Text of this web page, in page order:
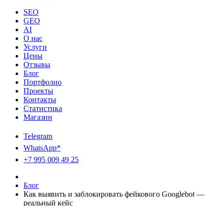
SEO
GEO
AI
О нас
Услуги
Цены
Отзывы
Блог
Портфолио
Проекты
Контакты
Статистика
Магазин
Telegram
WhatsApp*
+7 995 009 49 25
Блог
Как выявить и заблокировать фейкового Googlebot —
реальный кейс